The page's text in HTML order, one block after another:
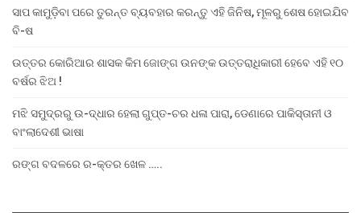
ସାପ କାମୁଡ଼ିବା ପରେ ତୁରନ୍ତ ବ୍ୟବହାର କରନ୍ତୁ ଏହି ଜିନିଷ, ମୂଳରୁ ଶେଷ ହୋଇଯିବ
ବି-ଷ
ଉତ୍ତର କୋରିଆର ଶାସକ କିମ ଜୋଙ୍ଗ ଉନଙ୍କ ଉତ୍ତରାଧିକାରୀ ହେବେ ଏହି ୧୦
ବର୍ଷର ଝିଅ !
ମଝି ସମୁଦ୍ରରୁ ଉ-ଦ୍ଧାର ହେଲା ଗୁପ୍ତ-ଚର ଧଳା ପାରା, ଡେଣାରେ ପାକିସ୍ତାନୀ ଓ
ବାଂଲାଦେଶୀ ଭାଷା
ରଙ୍ଗ ବଦଳରେ ର-କ୍ତର ଖେଳ …..